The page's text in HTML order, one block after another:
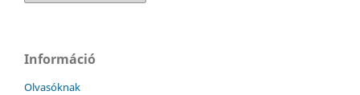
Információ
Olvasóknak